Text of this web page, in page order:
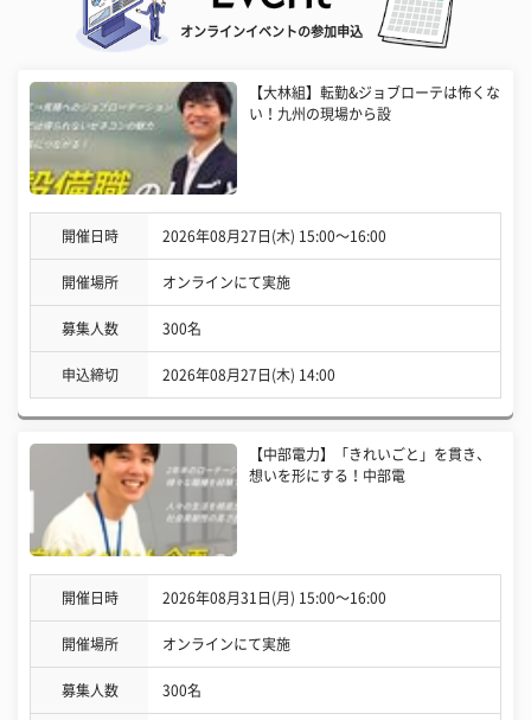
オンラインイベントの参加申込
【大林組】転勤&ジョブローテは怖くな
い！九州の現場から設
開催日時 2026年08月27日(木) 15:00〜16:00
開催場所 オンラインにて実施
募集人数 300名
申込締切 2026年08月27日(木) 14:00
【中部電力】「きれいごと」を貫き、
想いを形にする！中部電
開催日時 2026年08月31日(月) 15:00〜16:00
開催場所 オンラインにて実施
募集人数 300名